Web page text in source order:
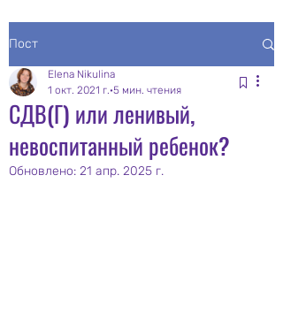
Пост
СДВ(Г) или ленивый,
невоспитанный ребенок?
Elena Nikulina
1 окт. 2021 г. 5 мин. чтения
Обновлено: 21 апр. 2025 г.